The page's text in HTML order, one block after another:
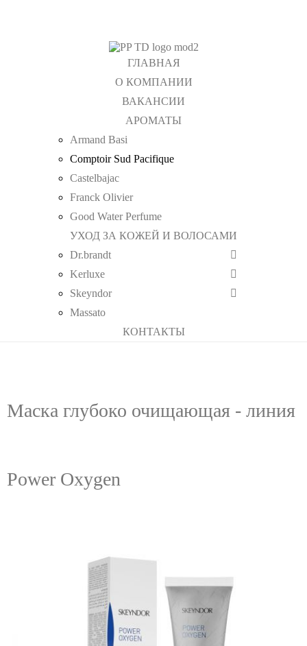
ГЛАВНАЯ
О КОМПАНИИ
ВАКАНСИИ
АРОМАТЫ
Armand Basi
Comptoir Sud Pacifique
Castelbajac
Franck Olivier
Good Water Perfume
УХОД ЗА КОЖЕЙ И ВОЛОСАМИ
Dr.brandt
Kerluxe
Skeyndor
Massato
КОНТАКТЫ
Маска глубоко очищающая - линия
Power Oxygen